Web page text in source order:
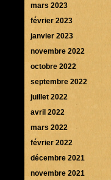
mars 2023
février 2023
janvier 2023
novembre 2022
octobre 2022
septembre 2022
juillet 2022
avril 2022
mars 2022
février 2022
décembre 2021
novembre 2021